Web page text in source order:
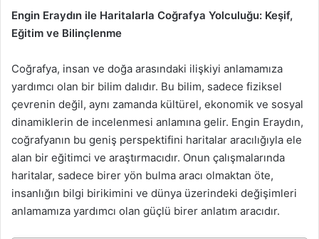
Engin Eraydın ile Haritalarla Coğrafya Yolculuğu: Keşif,
Eğitim ve Bilinçlenme
Coğrafya, insan ve doğa arasındaki ilişkiyi anlamamıza
yardımcı olan bir bilim dalıdır. Bu bilim, sadece fiziksel
çevrenin değil, aynı zamanda kültürel, ekonomik ve sosyal
dinamiklerin de incelenmesi anlamına gelir. Engin Eraydın,
coğrafyanın bu geniş perspektifini haritalar aracılığıyla ele
alan bir eğitimci ve araştırmacıdır. Onun çalışmalarında
haritalar, sadece birer yön bulma aracı olmaktan öte,
insanlığın bilgi birikimini ve dünya üzerindeki değişimleri
anlamamıza yardımcı olan güçlü birer anlatım aracıdır.